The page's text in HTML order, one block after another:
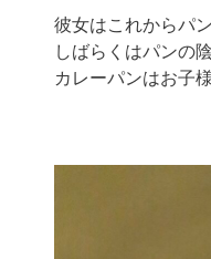
彼女はこれからパ
しばらくはパンの
カレーパンはお子